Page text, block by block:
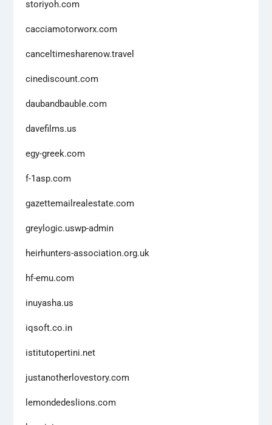
storiyoh.com
cacciamotorworx.com
canceltimesharenow.travel
cinediscount.com
daubandbauble.com
davefilms.us
egy-greek.com
f-1asp.com
gazettemailrealestate.com
greylogic.uswp-admin
heirhunters-association.org.uk
hf-emu.com
inuyasha.us
iqsoft.co.in
istitutopertini.net
justanotherlovestory.com
lemondedeslions.com